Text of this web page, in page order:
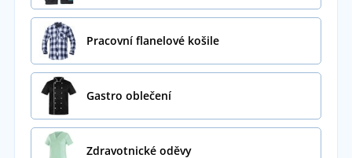
Pracovní flanelové košile
Gastro oblečení
Zdravotnické oděvy